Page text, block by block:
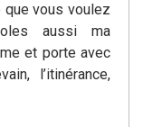
vous voulez
aussi ma
et porte avec
l’itinérance,